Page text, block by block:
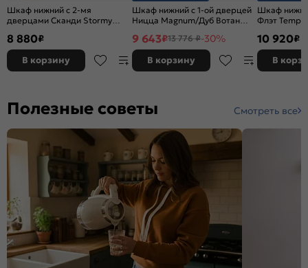
Шкаф нижний с 2-мя
дверцами Сканди Stormy
816*800*478
8 880₽
В корзину
Шкаф нижний с 1-ой дверцей
Ницца Magnum/Дуб Вотан
9 643₽13 776 ₽-30%
В корзину
Шкаф
Флэт
10 920₽
В
Полезные советы Смотреть все